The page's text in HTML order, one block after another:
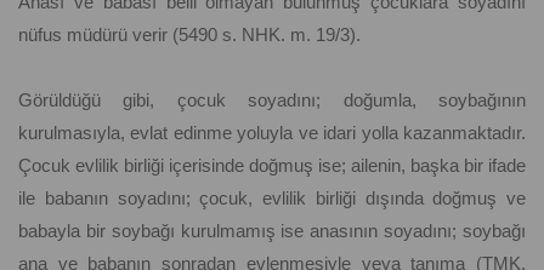
nüfus müdürü verir (5490 s. NHK. m. 19/3).
Görüldüğü gibi, çocuk soyadını; doğumla, soybağının
kurulmasıyla, evlat edinme yoluyla ve idari yolla kazanmaktadır.
Çocuk evlilik birliği içerisinde doğmuş ise; ailenin, başka bir ifade
ile babanın soyadını; çocuk, evlilik birliği dışında doğmuş ve
babayla bir soybağı kurulmamış ise anasının soyadını; soybağı
ana ve babanın sonradan evlenmesiyle veya tanıma (TMK.